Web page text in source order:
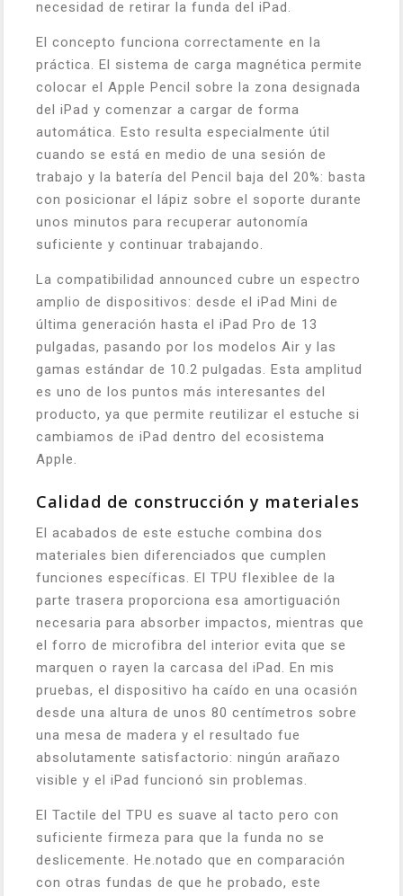
necesidad de retirar la funda del iPad.
El concepto funciona correctamente en la
práctica. El sistema de carga magnética permite
colocar el Apple Pencil sobre la zona designada
del iPad y comenzar a cargar de forma
automática. Esto resulta especialmente útil
cuando se está en medio de una sesión de
trabajo y la batería del Pencil baja del 20%: basta
con posicionar el lápiz sobre el soporte durante
unos minutos para recuperar autonomía
suficiente y continuar trabajando.
La compatibilidad announced cubre un espectro
amplio de dispositivos: desde el iPad Mini de
última generación hasta el iPad Pro de 13
pulgadas, pasando por los modelos Air y las
gamas estándar de 10.2 pulgadas. Esta amplitud
es uno de los puntos más interesantes del
producto, ya que permite reutilizar el estuche si
cambiamos de iPad dentro del ecosistema
Apple.
Calidad de construcción y materiales
El acabados de este estuche combina dos
materiales bien diferenciados que cumplen
funciones específicas. El TPU flexiblee de la
parte trasera proporciona esa amortiguación
necesaria para absorber impactos, mientras que
el forro de microfibra del interior evita que se
marquen o rayen la carcasa del iPad. En mis
pruebas, el dispositivo ha caído en una ocasión
desde una altura de unos 80 centímetros sobre
una mesa de madera y el resultado fue
absolutamente satisfactorio: ningún arañazo
visible y el iPad funcionó sin problemas.
El Tactile del TPU es suave al tacto pero con
suficiente firmeza para que la funda no se
deslicemente. He.notado que en comparación
con otras fundas de que he probado, este